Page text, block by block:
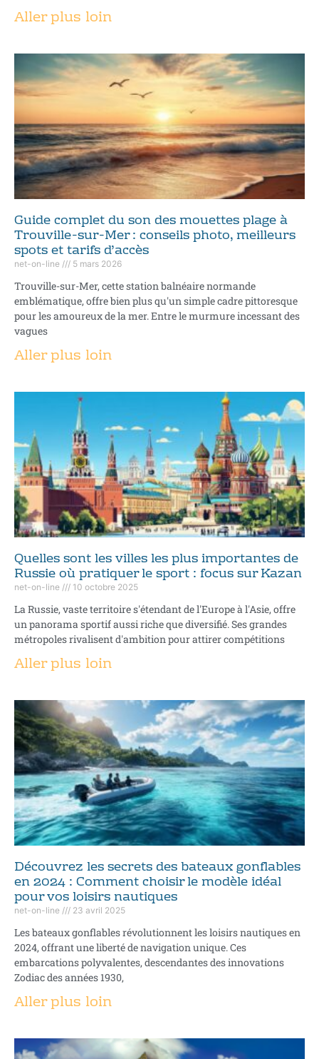
Aller plus loin
Guide complet du son des mouettes plage à
Trouville-sur-Mer : conseils photo, meilleurs
spots et tarifs d’accès
net-on-line 5 mars 2026
Trouville-sur-Mer, cette station balnéaire normande
emblématique, offre bien plus qu'un simple cadre pittoresque
pour les amoureux de la mer. Entre le murmure incessant des
vagues
Aller plus loin
Quelles sont les villes les plus importantes de
Russie où pratiquer le sport : focus sur Kazan
net-on-line 10 octobre 2025
La Russie, vaste territoire s'étendant de l'Europe à l'Asie, offre
un panorama sportif aussi riche que diversifié. Ses grandes
métropoles rivalisent d'ambition pour attirer compétitions
Aller plus loin
Découvrez les secrets des bateaux gonflables
en 2024 : Comment choisir le modèle idéal
pour vos loisirs nautiques
net-on-line 23 avril 2025
Les bateaux gonflables révolutionnent les loisirs nautiques en
2024, offrant une liberté de navigation unique. Ces
embarcations polyvalentes, descendantes des innovations
Zodiac des années 1930,
Aller plus loin